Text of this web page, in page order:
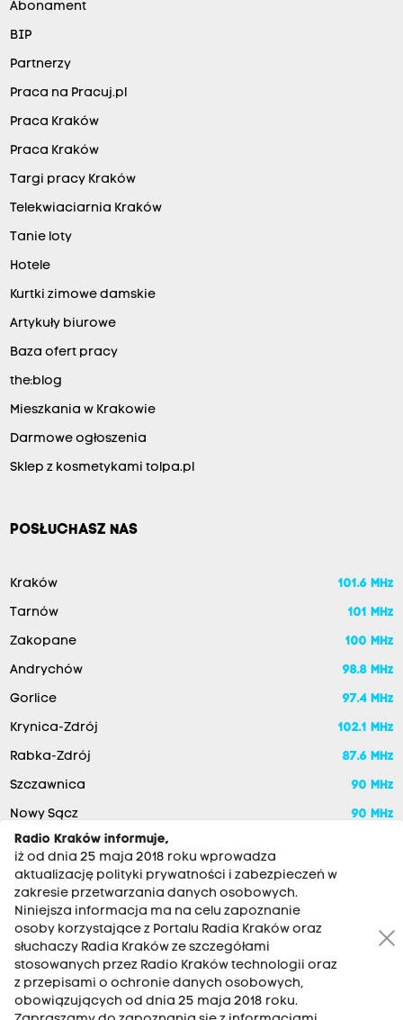
Abonament
BIP
Partnerzy
Praca na Pracuj.pl
Praca Kraków
Praca Kraków
Targi pracy Kraków
Telekwiaciarnia Kraków
Tanie loty
Hotele
Kurtki zimowe damskie
Artykuły biurowe
Baza ofert pracy
the:blog
Mieszkania w Krakowie
Darmowe ogłoszenia
Sklep z kosmetykami tolpa.pl
POSŁUCHASZ NAS
Kraków 101.6 MHz
Tarnów 101 MHz
Zakopane 100 MHz
Andrychów 98.8 MHz
Gorlice 97.4 MHz
Krynica-Zdrój 102.1 MHz
Rabka-Zdrój 87.6 MHz
Szczawnica 90 MHz
Nowy Sącz 90 MHz
RADIO KRAKÓW SA. Aleja Juliusza Słowackiego 22, 30-007
Kraków
Radio Kraków informuje,
iż od dnia 25 maja 2018 roku wprowadza
aktualizację polityki prywatności i zabezpieczeń w
zakresie przetwarzania danych osobowych.
Niniejsza informacja ma na celu zapoznanie
osoby korzystające z Portalu Radia Kraków oraz
słuchaczy Radia Kraków ze szczegółami
stosowanych przez Radio Kraków technologii oraz
z przepisami o ochronie danych osobowych,
obowiązujących od dnia 25 maja 2018 roku.